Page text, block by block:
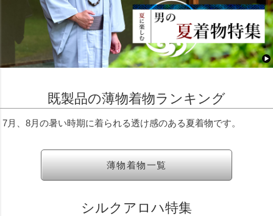
既製品の薄物着物ランキング
7月、8月の暑い時期に着られる透け感のある夏着物です。
薄物着物一覧
シルクアロハ特集